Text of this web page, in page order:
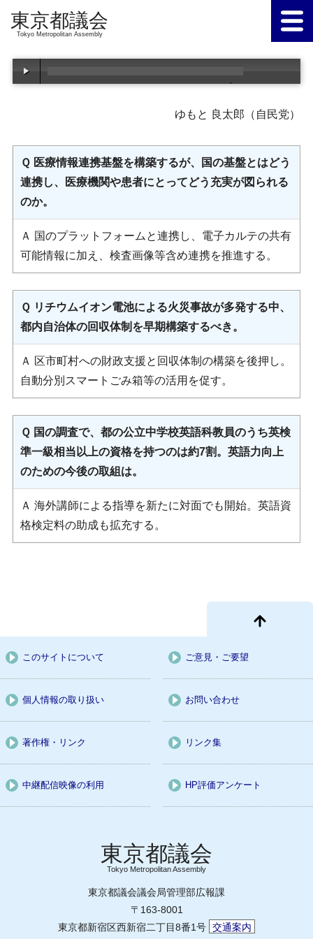
Tokyo Metropolitan Assembly
ゆもと 良太郎（自民党）
Ｑ 医療情報連携基盤を構築するが、国の基盤とはどう
連携し、医療機関や患者にとってどう充実が図られる
のか。
Ａ 国のプラットフォームと連携し、電子カルテの共有
可能情報に加え、検査画像等含め連携を推進する。
Ｑ リチウムイオン電池による火災事故が多発する中、
都内自治体の回収体制を早期構築するべき。
Ａ 区市町村への財政支援と回収体制の構築を後押し。
自動分別スマートごみ箱等の活用を促す。
Ｑ 国の調査で、都の公立中学校英語科教員のうち英検
準一級相当以上の資格を持つのは約7割。英語力向上
のための今後の取組は。
Ａ 海外講師による指導を新たに対面でも開始。英語資
格検定料の助成も拡充する。
このサイトについて ご意見・ご要望
個人情報の取り扱い お問い合わせ
著作権・リンク リンク集
中継配信映像の利用 HP評価アンケート
Tokyo Metropolitan Assembly
東京都議会議会局管理部広報課
〒163-8001
東京都新宿区西新宿二丁目8番1号 交通案内